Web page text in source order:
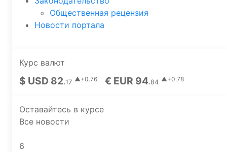
Общественная рецензия
Новости портала
Курс валют
$ USD 82.17 ▲+0.76 € EUR 94.84 ▲+0.78
Оставайтесь в курсе
Все новости
6